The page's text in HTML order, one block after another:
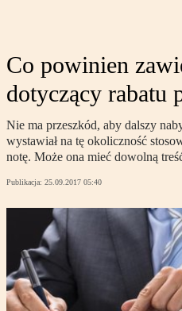
Co powinien
dotyczący rabatu
Nie ma przeszkód, aby dalszy
wystawiał na tę okoliczność
notę. Może ona mieć dowolną
Publikacja: 25.09.2017 05:40